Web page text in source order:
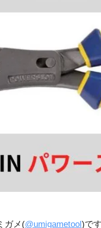
ガメ(@umigametool)で